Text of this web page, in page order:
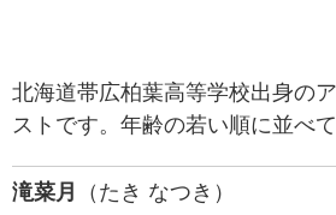
北海道帯広柏葉高等学校出身の
ストです。年齢の若い順に並べて
滝菜月
（たき なつき）